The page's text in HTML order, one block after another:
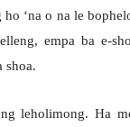
‘na o na le
empa ba e-
shoa.
leholimong. Ha